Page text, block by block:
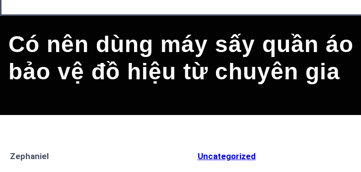
Có nên dùng máy sấy quần
bảo vệ đồ hiệu từ chuyên gia
Zephaniel Uncategorized